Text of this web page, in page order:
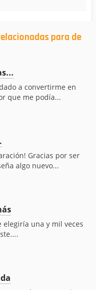
para de
a convertirme en
que me podía...
Gracias por ser
algo nuevo...
elegiría una y mil veces